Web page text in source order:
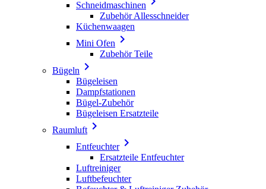
Schneidmaschinen
Zubehör Allesschneider
Küchenwaagen
Mini Ofen 
Zubehör Teile
Bügeln 
Bügeleisen
Dampfstationen
Bügel-Zubehör
Bügeleisen Ersatzteile
Raumluft 
Entfeuchter
Ersatzteile Entfeuchter
Luftreiniger
Luftbefeuchter